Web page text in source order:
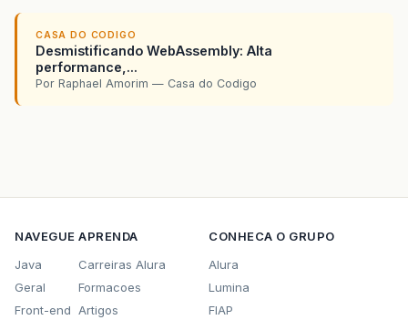
CASA DO CODIGO
Desmistificando WebAssembly: Alta
performance,...
Por Raphael Amorim — Casa do Codigo
NAVEGUE
Java
Geral
Front-end
APRENDA
Carreiras Alura
Formacoes
Artigos
CONHECA O GRUPO
Alura
Lumina
FIAP